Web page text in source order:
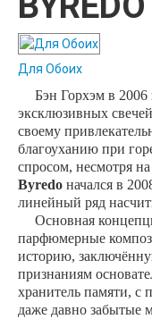
Для Обоих
Бэн Горхэм в 2006
эксклюзивных
своему
благоуханию при
спросом, несмотря
Byredo начался в
линейный ряд
Основная
парфюмерные
историю,
признаниям
хранитель памяти,
даже давно забытые